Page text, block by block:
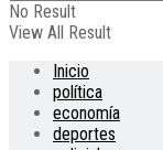
No Result
View All Result
Inicio
política
economía
deportes